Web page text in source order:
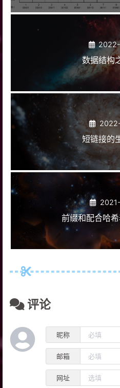
数据结构
短链接的
前缀和配合哈
评论
昵称
邮箱
网址